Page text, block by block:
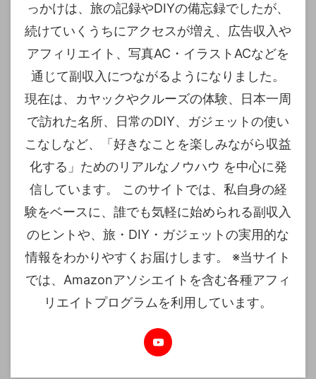
っかけは、旅の記録やDIYの備忘録でしたが、
続けていくうちにアクセスが増え、広告収入や
アフィリエイト、写真AC・イラストACなどを
通じて副収入につながるようになりました。
現在は、カヤックやクルーズの体験、日本一周
で訪れた名所、日常のDIY、ガジェットの使い
こなしなど、「好きなことを楽しみながら収益
化する」ためのリアルなノウハウ を中心に発
信しています。 このサイトでは、私自身の経
験をベースに、誰でも気軽に始められる副収入
のヒントや、旅・DIY・ガジェットの実用的な
情報をわかりやすくお届けします。 ※当サイト
では、Amazonアソシエイトを含む各種アフィ
リエイトプログラムを利用しています。